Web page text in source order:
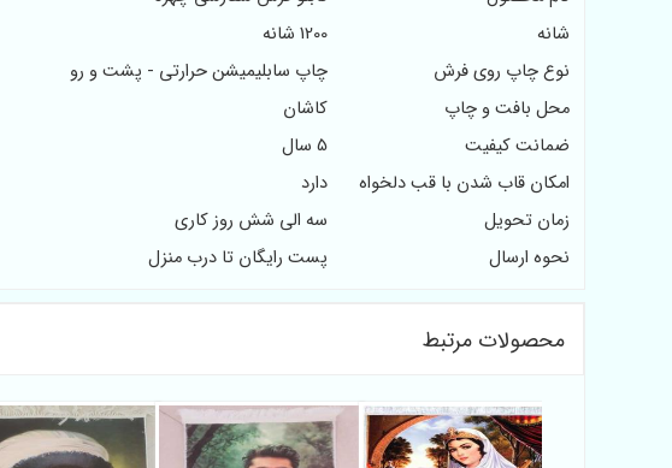
شانه
1200 شانه
نوع چاپ روی فرش
چاپ سابلیمیشن حرارتی - پشت و رو
محل بافت و چاپ
کاشان
ضمانت کیفیت
5 سال
امکان قاب شدن با قب دلخواه
دارد
زمان تحویل
سه الی شش روز کاری
نحوه ارسال
پست رایگان تا درب منزل
محصولات مرتبط